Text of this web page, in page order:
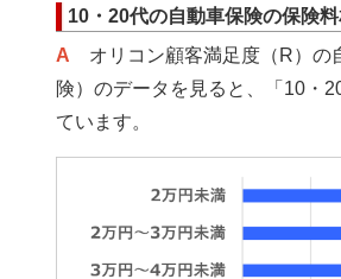
10・20代の自動車保険の保険
A オリコン顧客満足度（R）の
険）のデータを見ると、「10・
ています。